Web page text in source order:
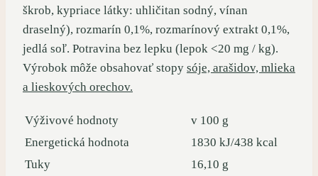
škrob, kypriace látky: uhličitan sodný, vínan
draselný), rozmarín 0,1%, rozmarínový extrakt 0,1%,
jedlá soľ. Potravina bez lepku (lepok <20 mg / kg).
Výrobok môže obsahovať stopy sóje, arašidov, mlieka
a lieskových orechov.
Výživové hodnoty
v 100 g
Energetická hodnota
1830 kJ/438 kcal
Tuky
16,10 g